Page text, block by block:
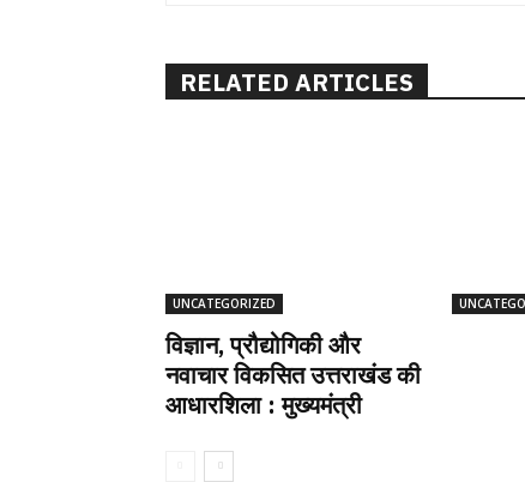
RELATED ARTICLES
UNCATEGORIZED
विज्ञान, प्रौद्योगिकी और
नवाचार विकसित उत्तराखंड की
आधारशिला : मुख्यमंत्री